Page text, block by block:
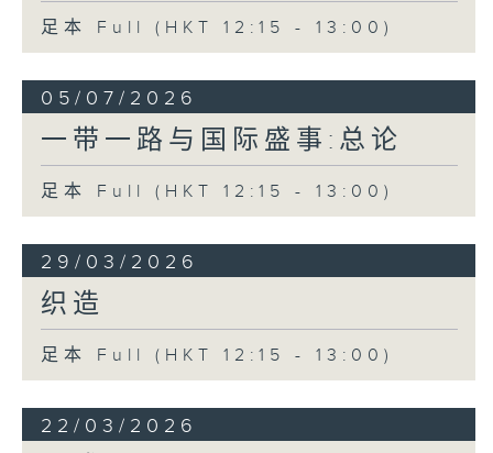
足本 Full (HKT 12:15 - 13:00)
05/07/2026
一带一路与国际盛事:总论
足本 Full (HKT 12:15 - 13:00)
29/03/2026
织造
足本 Full (HKT 12:15 - 13:00)
22/03/2026